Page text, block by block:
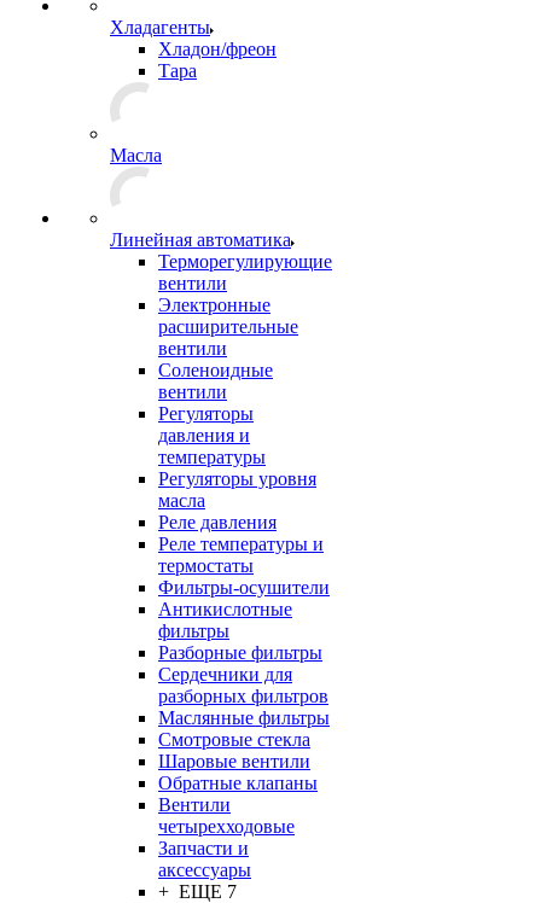
Хладагенты
Хладон/фреон
Тара
Масла
Линейная автоматика
Терморегулирующие
вентили
Электронные
расширительные
вентили
Соленоидные
вентили
Регуляторы
давления и
температуры
Регуляторы уровня
масла
Реле давления
Реле температуры и
термостаты
Фильтры-осушители
Антикислотные
фильтры
Разборные фильтры
Сердечники для
разборных фильтров
Маслянные фильтры
Смотровые стекла
Шаровые вентили
Обратные клапаны
Вентили
четырехходовые
Запчасти и
аксессуары
+ ЕЩЕ 7